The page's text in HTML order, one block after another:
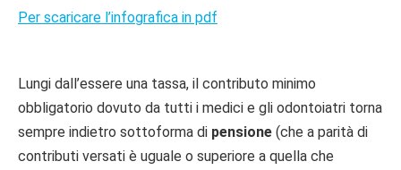
Per scaricare l’infografica in pdf
Lungi dall’essere una tassa, il contributo minimo
obbligatorio dovuto da tutti i medici e gli odontoiatri torna
sempre indietro sottoforma di pensione (che a parità di
contributi versati è uguale o superiore a quella che